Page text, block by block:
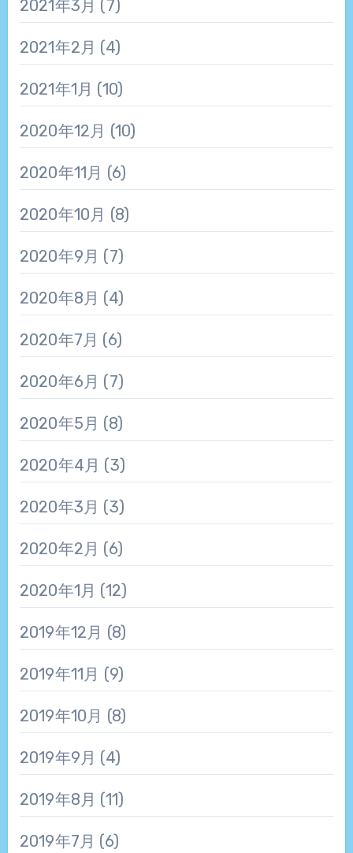
2021年3月 (7)
2021年2月 (4)
2021年1月 (10)
2020年12月 (10)
2020年11月 (6)
2020年10月 (8)
2020年9月 (7)
2020年8月 (4)
2020年7月 (6)
2020年6月 (7)
2020年5月 (8)
2020年4月 (3)
2020年3月 (3)
2020年2月 (6)
2020年1月 (12)
2019年12月 (8)
2019年11月 (9)
2019年10月 (8)
2019年9月 (4)
2019年8月 (11)
2019年7月 (6)